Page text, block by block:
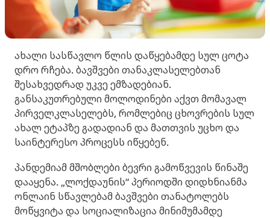
ახალი სასწავლო წლის დაწყებამდე სულ ცოტა
დრო რჩება. ბავშვები თანაკლასელებთან
შესახვედრად უკვე ემზადებიან.
განსაკუთრებული მოლოდინები აქვთ მომავალ
პირველკლასელებს, რომლებიც ცხოვრების სულ
ახალ ეტაპზე გადადიან და მათთვის უცხო და
საინტერესო პროცესს იწყებენ.
პანდემიამ მშობლები ბევრი გამოწვევის წინაშე
დააყენა. „ლოქდაუნის“ პერიოდში დიდხნიანმა
ონლაინ სწავლებამ ბავშვები თანატოლებს
მოწყვიტა და სოციალიზაცია მინიმუმამდე